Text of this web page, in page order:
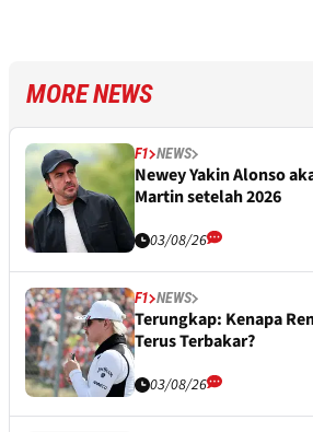
MORE NEWS
F1 NEWS
Newey Yakin Alonso
Martin setelah 2026
03/08/26
F1 NEWS
Terungkap: Kenapa
Terus Terbakar?
03/08/26